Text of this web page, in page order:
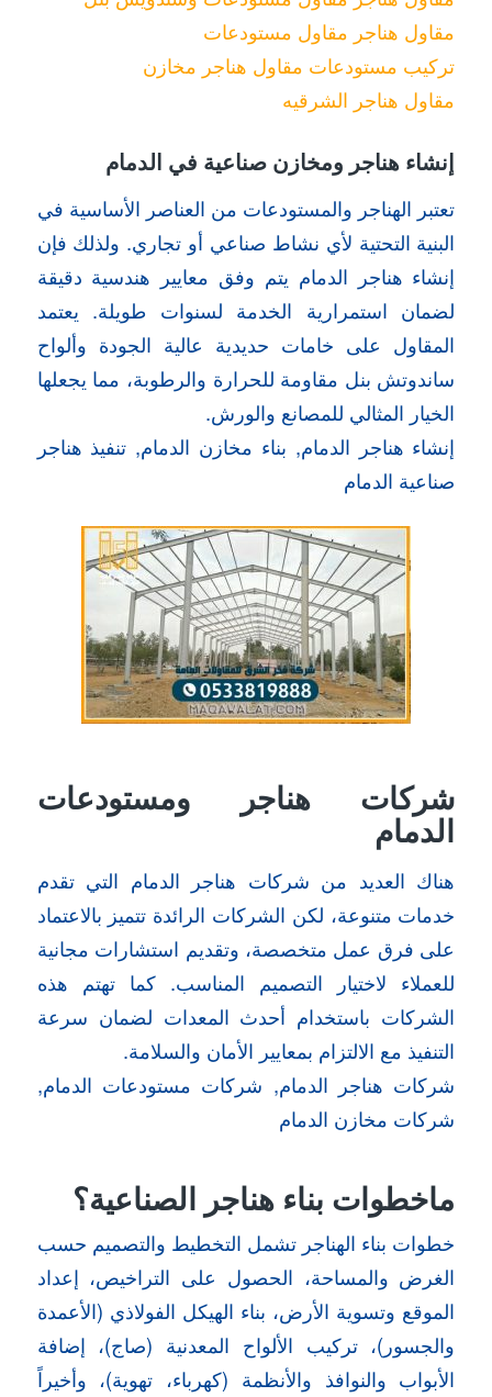
مقاول هناجر مقاول مستودعات
تركيب مستودعات مقاول هناجر مخازن
مقاول هناجر الشرقيه
إنشاء هناجر ومخازن صناعية في الدمام
تعتبر الهناجر والمستودعات من العناصر الأساسية في
البنية التحتية لأي نشاط صناعي أو تجاري. ولذلك فإن
إنشاء هناجر الدمام يتم وفق معايير هندسية دقيقة
لضمان استمرارية الخدمة لسنوات طويلة. يعتمد
المقاول على خامات حديدية عالية الجودة وألواح
ساندوتش بنل مقاومة للحرارة والرطوبة، مما يجعلها
الخيار المثالي للمصانع والورش.
إنشاء هناجر الدمام, بناء مخازن الدمام, تنفيذ هناجر
صناعية الدمام
شركات هناجر ومستودعات
الدمام
هناك العديد من شركات هناجر الدمام التي تقدم
خدمات متنوعة، لكن الشركات الرائدة تتميز بالاعتماد
على فرق عمل متخصصة، وتقديم استشارات مجانية
للعملاء لاختيار التصميم المناسب. كما تهتم هذه
الشركات باستخدام أحدث المعدات لضمان سرعة
التنفيذ مع الالتزام بمعايير الأمان والسلامة.
شركات هناجر الدمام, شركات مستودعات الدمام,
شركات مخازن الدمام
ماخطوات بناء هناجر الصناعية؟
خطوات بناء الهناجر تشمل التخطيط والتصميم حسب
الغرض والمساحة، الحصول على التراخيص، إعداد
الموقع وتسوية الأرض، بناء الهيكل الفولاذي (الأعمدة
والجسور)، تركيب الألواح المعدنية (صاج)، إضافة
الأبواب والنوافذ والأنظمة (كهرباء، تهوية)، وأخيراً